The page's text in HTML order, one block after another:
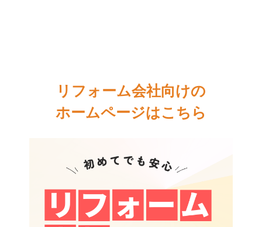
リフォーム会社向けの
ホームページはこちら